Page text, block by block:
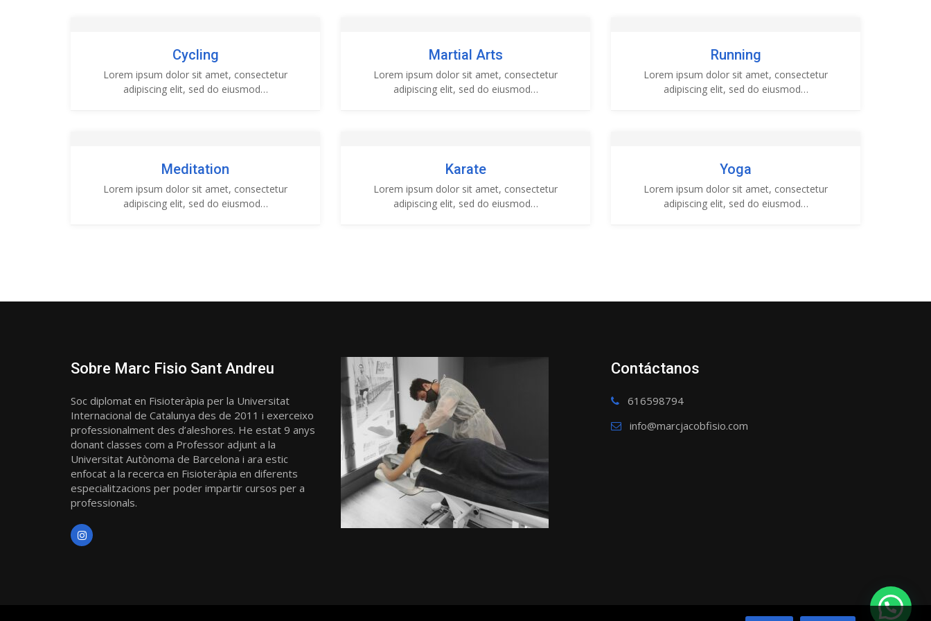
Cycling
Lorem ipsum dolor sit amet, consectetur
adipiscing elit, sed do eiusmod…
Martial Arts
Lorem ipsum dolor sit amet, consectetur
adipiscing elit, sed do eiusmod…
Running
Lorem ipsum dolor sit amet, consectetur
adipiscing elit, sed do eiusmod…
Meditation
Lorem ipsum dolor sit amet, consectetur
adipiscing elit, sed do eiusmod…
Karate
Lorem ipsum dolor sit amet, consectetur
adipiscing elit, sed do eiusmod…
Yoga
Lorem ipsum dolor sit amet, consectetur
adipiscing elit, sed do eiusmod…
Sobre Marc Fisio Sant Andreu
Soc diplomat en Fisioteràpia per la Universitat
Internacional de Catalunya des de 2011 i exerceixo
professionalment des d’aleshores. He estat 9 anys
donant classes com a Professor adjunt a la
Universitat Autònoma de Barcelona i ara estic
enfocat a la recerca en Fisioteràpia en diferents
especialitzacions per poder impartir cursos per a
professionals.
Contáctanos
616598794
info@marcjacobfisio.com